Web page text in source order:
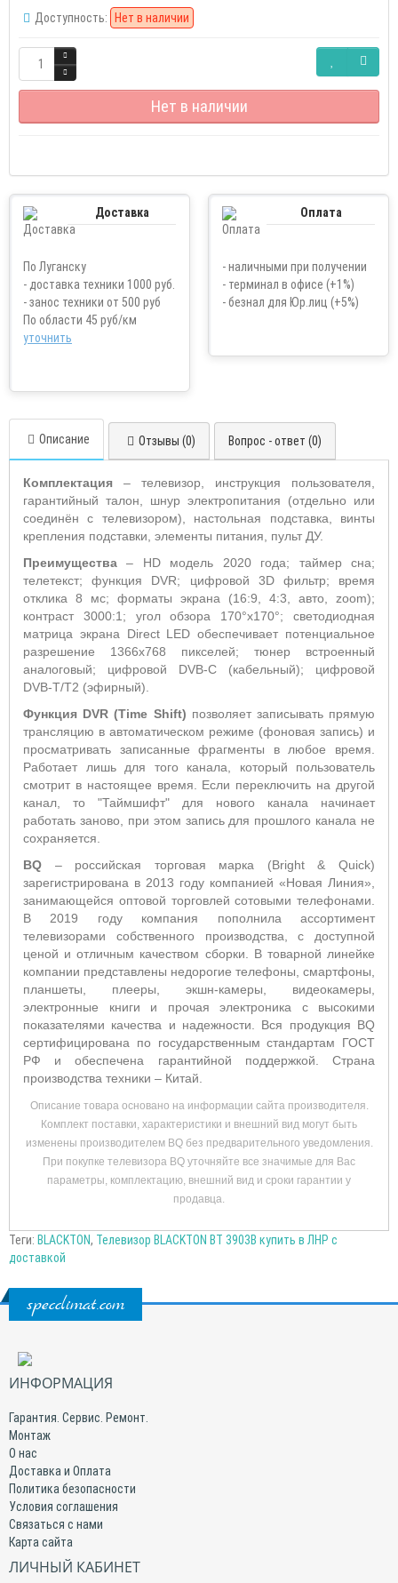
Доступность: Нет в наличии
Нет в наличии
Доставка
По Луганску
- доставка техники 1000 руб.
- занос техники от 500 руб
По области 45 руб/км
уточнить
Оплата
- наличными при получении
- терминал в офисе (+1%)
- безнал для Юр.лиц (+5%)
Описание Отзывы (0) Вопрос - ответ (0)
Комплектация – телевизор, инструкция пользователя,
гарантийный талон, шнур электропитания (отдельно или
соединён с телевизором), настольная подставка, винты
крепления подставки, элементы питания, пульт ДУ.
Преимущества– HD модель 2020 года; таймер сна;
телетекст; функция DVR; цифровой 3D фильтр; время
отклика 8 мс; форматы экрана (16:9, 4:3, авто, zoom);
контраст 3000:1; угол обзора 170°х170°; светодиодная
матрица экрана Direct LED обеспечивает потенциальное
разрешение 1366x768 пикселей; тюнер встроенный
аналоговый; цифровой DVB-C (кабельный); цифровой
DVB-T/T2 (эфирный).
Функция DVR (Time Shift) позволяет записывать прямую
трансляцию в автоматическом режиме (фоновая запись) и
просматривать записанные фрагменты в любое время.
Работает лишь для того канала, который пользователь
смотрит в настоящее время. Если переключить на другой
канал, то "Таймшифт" для нового канала начинает
работать заново, при этом запись для прошлого канала не
сохраняется.
BQ – российская торговая марка (Bright & Quick)
зарегистрирована в 2013 году компанией «Новая Линия»,
занимающейся оптовой торговлей сотовыми телефонами.
В 2019 году компания пополнила ассортимент
телевизорами собственного производства, с доступной
ценой и отличным качеством сборки. В товарной линейке
компании представлены недорогие телефоны, смартфоны,
планшеты, плееры, экшн-камеры, видеокамеры,
электронные книги и прочая электроника с высокими
показателями качества и надежности. Вся продукция BQ
сертифицирована по государственным стандартам ГОСТ
РФ и обеспечена гарантийной поддержкой. Страна
производства техники – Китай.
Описание товара основано на информации сайта производителя.
Комплект поставки, характеристики и внешний вид могут быть
изменены производителем BQ без предварительного уведомления.
При покупке телевизора BQ уточняйте все значимые для Вас
параметры, комплектацию, внешний вид и сроки гарантии у
продавца.
Теги: BLACKTON, Телевизор BLACKTON BT 3903B купить в ЛНР с
доставкой
specclimat.com
ИНФОРМАЦИЯ
Гарантия. Сервис. Ремонт.
Монтаж
О нас
Доставка и Оплата
Политика безопасности
Условия соглашения
Связаться с нами
Карта сайта
ЛИЧНЫЙ КАБИНЕТ